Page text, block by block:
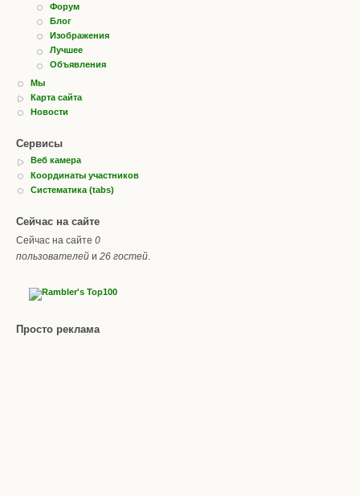
Форум
Блог
Изображения
Лучшее
Объявления
Мы
Карта сайта
Новости
Сервисы
Веб камера
Координаты участников
Систематика (tabs)
Сейчас на сайте
Сейчас на сайте 0
пользователей и 26 гостей.
Просто реклама